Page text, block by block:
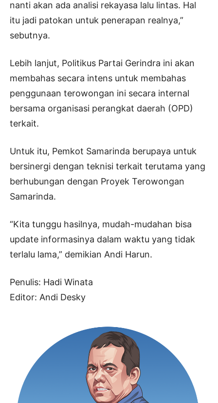
nanti akan ada analisi rekayasa lalu lintas. Hal
itu jadi patokan untuk penerapan realnya,”
sebutnya.
Lebih lanjut, Politikus Partai Gerindra ini akan
membahas secara intens untuk membahas
penggunaan terowongan ini secara internal
bersama organisasi perangkat daerah (OPD)
terkait.
Untuk itu, Pemkot Samarinda berupaya untuk
bersinergi dengan teknisi terkait terutama yang
berhubungan dengan Proyek Terowongan
Samarinda.
“Kita tunggu hasilnya, mudah-mudahan bisa
update informasinya dalam waktu yang tidak
terlalu lama,” demikian Andi Harun.
Penulis: Hadi Winata
Editor: Andi Desky